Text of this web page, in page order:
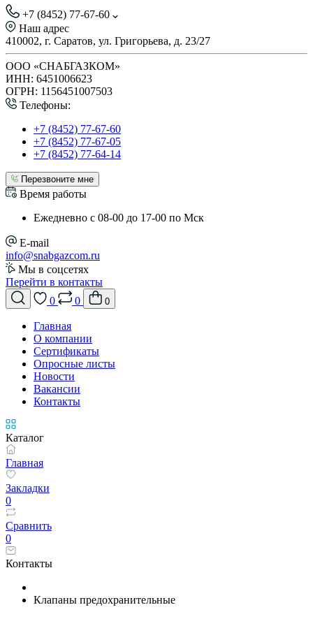
+7 (8452) 77-67-60
Наш адрес
410002, г. Саратов, ул. Григорьева, д. 23/27
ООО «СНАБГАЗКОМ»
ИНН: 6451006623
ОГРН: 1156451007503
Телефоны:
+7 (8452) 77-67-60
+7 (8452) 77-67-05
+7 (8452) 77-64-14
Перезвоните мне
Время работы
Ежедневно с 08-00 до 17-00 по Мск
E-mail
info@snabgazcom.ru
Мы в соцсетях
Перейти в контакты
0
0 0
Главная
О компании
Сертификаты
Опросные листы
Новости
Вакансии
Контакты
Каталог
Главная
Закладки
0
Сравнить
0
Контакты
Клапаны предохранительные